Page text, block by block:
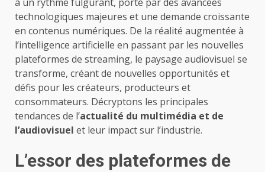
technologiques majeures et une demande croissante
en contenus numériques. De la réalité augmentée à
l’intelligence artificielle en passant par les nouvelles
plateformes de streaming, le paysage audiovisuel se
transforme, créant de nouvelles opportunités et
défis pour les créateurs, producteurs et
consommateurs. Décryptons les principales
tendances de l’actualité du multimédia et de
l’audiovisuel et leur impact sur l’industrie.
L’essor des plateformes de